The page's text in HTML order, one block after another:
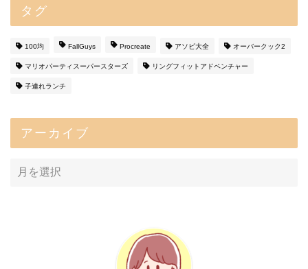
タグ
100均 FallGuys Procreate アソビ大全 オーバークック2
マリオパーティスーパースターズ リングフィットアドベンチャー
子連れランチ
アーカイブ